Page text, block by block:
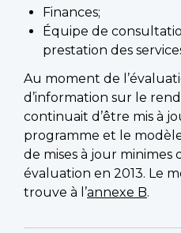
Finances;
Équipe de
prestation des
Au moment de
d’information sur le
continuait d’être mis à
programme et le
de mises à jour minimes
évaluation en 2013. Le
trouve à l’annexe B.